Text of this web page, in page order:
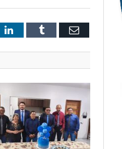
LinkedInTumblr Email